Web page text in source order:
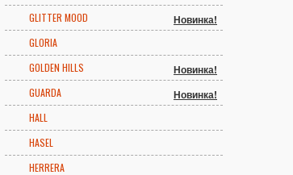
GLITTER MOOD
Новинка!
GLORIA
GOLDEN HILLS
Новинка!
GUARDA Новинка!
HALL
HASEL
HERRERA